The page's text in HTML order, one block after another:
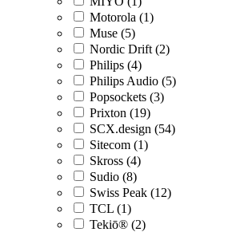
Motorola (1)
Muse (5)
Nordic Drift (2)
Philips (4)
Philips Audio (5)
Popsockets (3)
Prixton (19)
SCX.design (54)
Sitecom (1)
Skross (4)
Sudio (8)
Swiss Peak (12)
TCL (1)
Tekiō® (2)